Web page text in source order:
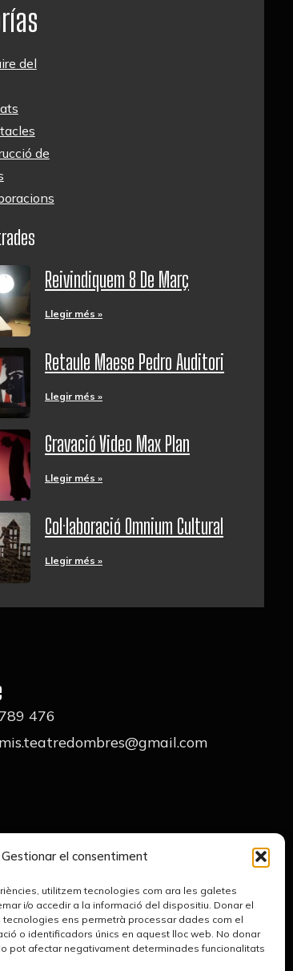
Gestionar el consentiment
utilitzem tecnologies com ara les galetes
i/o accedir a la informació del dispositiu. Donar el
ens permetrà processar dades com el
o identificadors únics en aquest lloc web. No donar
pot afectar negativament determinades funcionalitats
del
de
Reivindiquem 8 De Març
Llegir més »
Retaule Maese Pedro Auditori
Llegir més »
Gravació Video Max Plan
Llegir més »
Col·laboració Omnium Cultural
Llegir més »
476